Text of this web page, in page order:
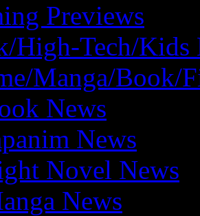
Previews
High-Tech/Kids
Manga/Book/
News
News
Novel News
News